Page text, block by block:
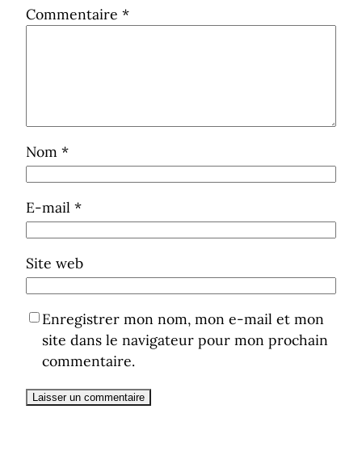
Commentaire *
Nom *
E-mail *
Site web
Enregistrer mon nom, mon e-mail et mon
site dans le navigateur pour mon prochain
commentaire.